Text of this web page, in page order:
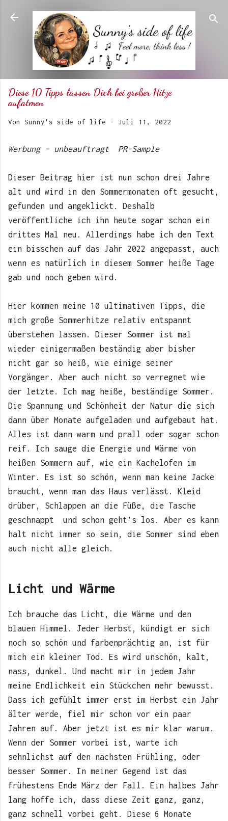
Direkt zum Hauptbereich
Diese 10 Tipps lassen Dich bei großer Hitze
aufatmen
Von Sunny's side of life - Juli 11, 2022
Werbung - unbeauftragt PR-Sample
Dieser Beitrag hier ist nun schon drei Jahre
alt und wird in den Sommermonaten oft gesucht,
gefunden und angeklickt. Deshalb
veröffentliche ich ihn heute sogar schon ein
drittes Mal neu. Allerdings habe ich den Text
ein bisschen auf das Jahr 2022 angepasst, auch
wenn es natürlich in diesem Sommer heiße Tage
gab und noch geben wird.
Hier kommen meine 10 ultimativen Tipps, die
mich große Sommerhitze relativ entspannt
überstehen lassen. Dieser Sommer ist mal
wieder einigermaßen beständig aber bisher
nicht gar so heiß, wie einige seiner
Vorgänger. Aber auch nicht so verregnet wie
der letzte. Ich mag heiße, beständige Sommer.
Die Spannung und Schönheit der Natur die sich
dann über Monate aufgeladen und aufgebaut hat.
Alles ist dann warm und prall oder sogar schon
reif. Ich sauge die Energie und Wärme von
heißen Sommern auf, wie ein Kachelofen im
Winter. Es ist so schön, wenn man keine Jacke
braucht, wenn man das Haus verlässt. Kleid
drüber, Schlappen an die Füße, die Tasche
geschnappt und schon geht’s los. Aber es kann
halt nicht immer so sein, die Sommer sind eben
auch nicht alle gleich.
Licht und Wärme
Ich brauche das Licht, die Wärme und den
blauen Himmel. Jeder Herbst, kündigt er sich
noch so schön und farbenprächtig an, ist für
mich ein kleiner Tod. Es wird unschön, kalt,
nass, dunkel. Und macht mir in jedem Jahr
meine Endlichkeit ein Stückchen mehr bewusst.
Dass ich gefühlt immer erst im Herbst ein Jahr
älter werde, fiel mir schon vor ein paar
Jahren auf. Aber jetzt ist es mir klar warum.
Wenn der Sommer vorbei ist, warte ich
sehnlichst auf den nächsten Frühling, oder
besser Sommer. In meiner Gegend ist das
frühestens Ende März der Fall. Ein halbes Jahr
lang hoffe ich, dass diese Zeit ganz, ganz,
ganz schnell vorbei geht. Diese 6 Monate